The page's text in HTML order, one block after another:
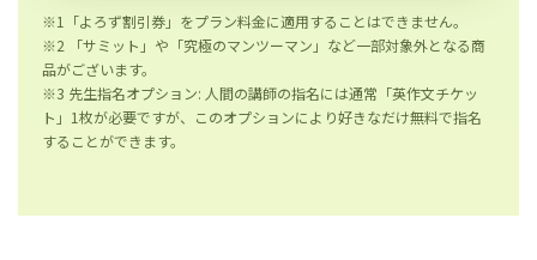
※1「よろず割引券」をプラン料金に適用することはできません。
※2 「サミット」や「究極のマンツーマン」など一部対象外となる商
品がございます。
※3 先生指名オプション: 人間の講師の指名には通常「英作文チケッ
ト」1枚が必要ですが、このオプションにより好きなだけ無料で指名
することができます。